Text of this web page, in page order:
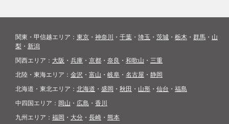
関東・甲信越エリア： 東京 ・ 神奈川 ・ 千葉 ・ 埼玉 ・ 茨城 ・ 栃木 ・ 群馬 ・ 山
梨 ・ 新潟
関西エリア： 大阪 ・ 兵庫 ・ 京都 ・ 奈良 ・ 和歌山 ・ 三重
北陸・東海エリア： 金沢 ・ 富山 ・ 岐阜 ・ 名古屋 ・ 静岡
北海道・東北エリア： 北海道 ・ 盛岡 ・ 秋田 ・ 山形 ・ 仙台 ・ 福島
中四国エリア： 岡山 ・ 広島 ・ 香川
九州エリア： 福岡 ・ 大分 ・ 長崎 ・ 熊本